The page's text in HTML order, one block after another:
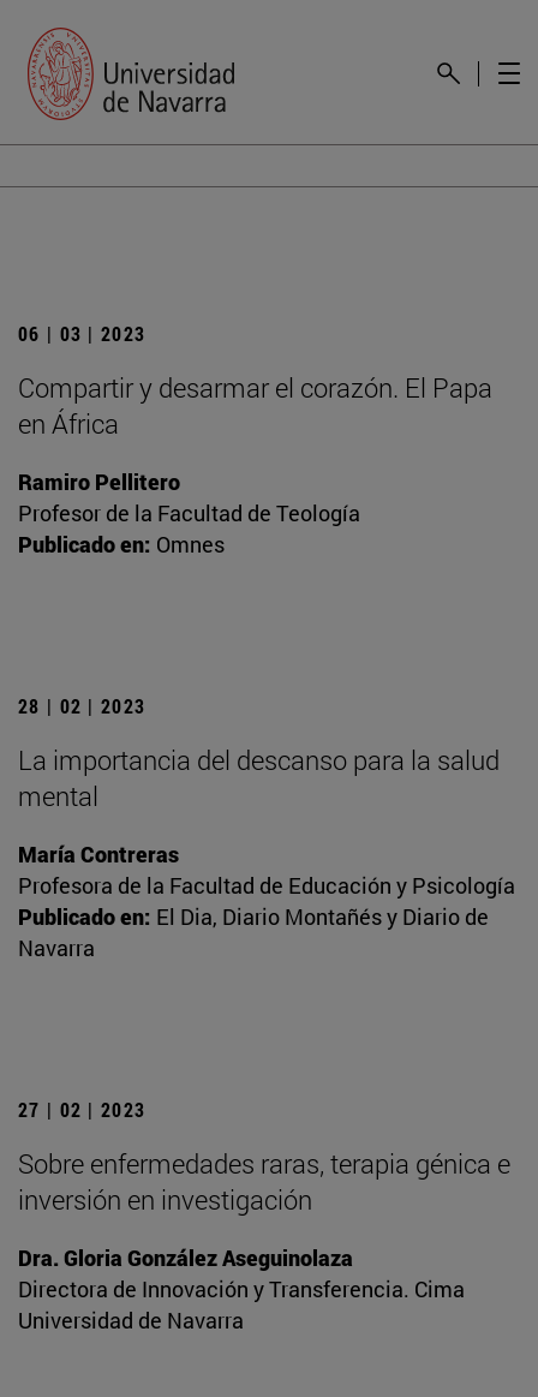
06 | 03 | 2023
Compartir y desarmar el corazón. El Papa
en África
Ramiro Pellitero
Profesor de la Facultad de Teología
Publicado en: Omnes
28 | 02 | 2023
La importancia del descanso para la salud
mental
María Contreras
Profesora de la Facultad de Educación y Psicología
Publicado en: El Dia, Diario Montañés y Diario de
Navarra
27 | 02 | 2023
Sobre enfermedades raras, terapia génica e
inversión en investigación
Dra. Gloria González Aseguinolaza
Directora de Innovación y Transferencia. Cima
Universidad de Navarra